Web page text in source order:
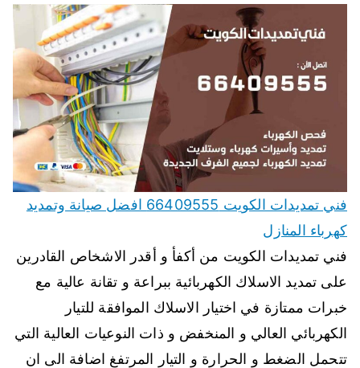
فني تمديدات الكويت 66409555 افضل صيانة وتمديد
كهرباء المنازل
فني تمديدات الكويت من أكفأ و أقدر الاشخاص القادرين
على تمديد الاسلاك الكهربائية ببراعة و تقانة عالية مع
خبرات ممتازة في اختيار الاسلاك الموافقة للتيار
الكهربائي العالي و المنخفض و ذات النوعيات العالية التي
تتحمل الضغط و الحرارة و التيار المرتفغ اضافة الى ان